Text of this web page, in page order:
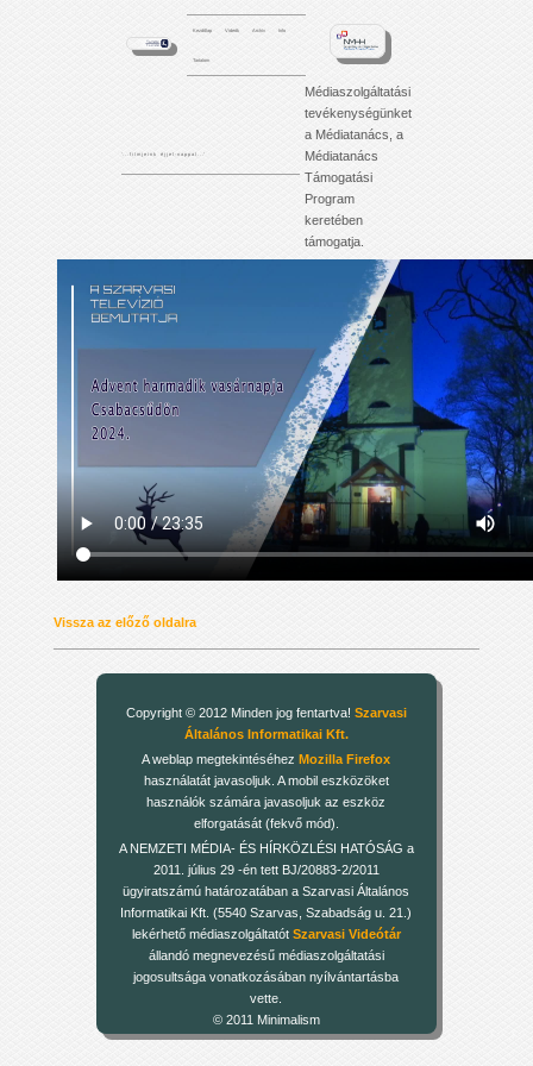
Kezdőlap Videók Archív Info
Tartalom
'. . . f i l m j e i n k é j j e l - n a p p a l . . .'
Médiaszolgáltatási
tevékenységünket
a Médiatanács, a
Médiatanács
Támogatási
Program
keretében
támogatja.
Vissza az előző oldalra
Copyright © 2012 Minden jog fentartva! Szarvasi
Általános Informatikai Kft.
A weblap megtekintéséhezMozilla Firefox
használatát javasoljuk. A mobil eszközöket
használók számára javasoljuk az eszköz
elforgatását (fekvő mód).
A NEMZETI MÉDIA- ÉS HÍRKÖZLÉSI HATÓSÁG a
2011. július 29 -én tett BJ/20883-2/2011
ügyiratszámú határozatában a Szarvasi Általános
Informatikai Kft. (5540 Szarvas, Szabadság u. 21.)
lekérhető médiaszolgáltatót Szarvasi Videótár
állandó megnevezésű médiaszolgáltatási
jogosultsága vonatkozásában nyílvántartásba
vette.
© 2011 Minimalism